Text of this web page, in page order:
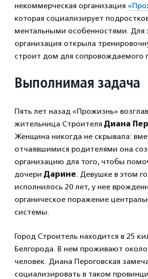
некоммерческая организация
которая социализирует
ментальными особенностями. Для
организация открыла
строит дом для сопровождаемого
Выполнимая задача
Пять лет назад «Прожизнь»
жительница Строителя Диана
Женщина никогда не скрывала:
отчаявшимися родителями она
организацию для того, чтобы
дочери Дарине. Девушке в этом
исполнилось 20 лет, у нее
органическое поражение
системы.
Город Строитель находится в 25
Белгорода. В нем проживают
человек. Диана Пероговская
социализировать в таком